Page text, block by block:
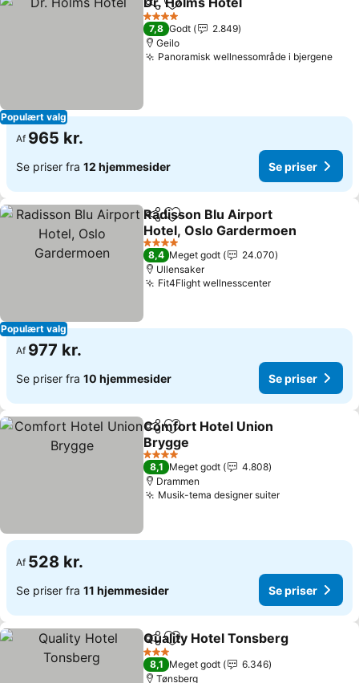
Populært valg
Del Føj til favoritter
4 Stjerner
7,8 Godt
2.849
Geilo
Panoramisk wellnessområde i bjergene
Af 965 kr.
Se priser fra 12 hjemmesider Se priser
Populært valg
Del Føj til favoritter
Radisson Blu Airport
Hotel, Oslo Gardermoen
4 Stjerner
8,4 Meget godt
24.070
Ullensaker
Fit4Flight wellnesscenter
Af 977 kr.
Se priser fra 10 hjemmesider Se priser
Del Føj til favoritter
Comfort Hotel Union
Brygge
4 Stjerner
8,1 Meget godt
4.808
Drammen
Musik-tema designer suiter
Af 528 kr.
Se priser fra 11 hjemmesider Se priser
Del Føj til favoritter
Quality Hotel Tonsberg
3 Stjerner
8,1 Meget godt
6.346
Tønsberg